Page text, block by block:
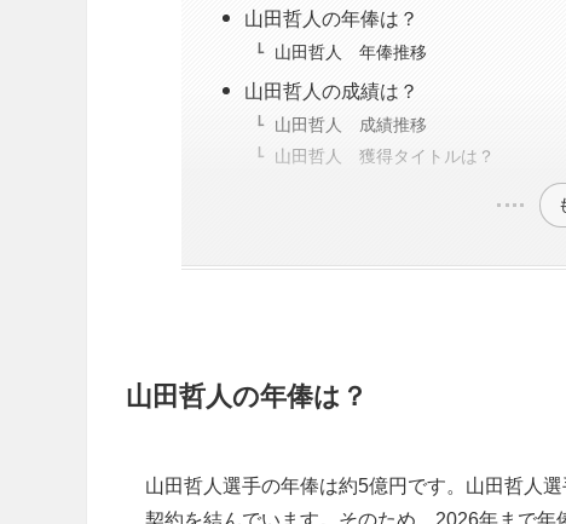
山田哲人の年俸は？
山田哲人 年俸推移
山田哲人の成績は？
山田哲人 成績推移
山田哲人 獲得タイトルは？
山田哲人の年俸は？
山田哲人選手の年俸は約5億円です。山田哲人